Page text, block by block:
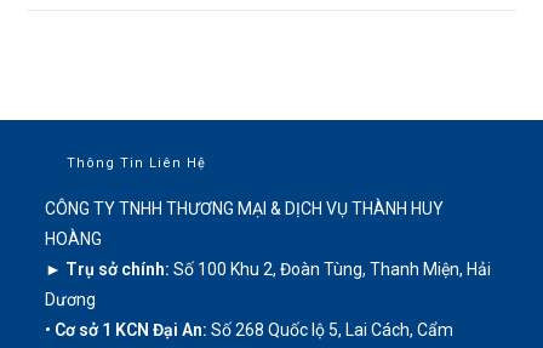
Thông Tin Liên Hệ
CÔNG TY TNHH THƯƠNG MẠI & DỊCH VỤ THÀNH HUY
HOÀNG
► Trụ sở chính: Số 100 Khu 2, Đoàn Tùng, Thanh Miện, Hải
Dương
• Cơ sở 1 KCN Đại An: Số 268 Quốc lộ 5, Lai Cách, Cẩm